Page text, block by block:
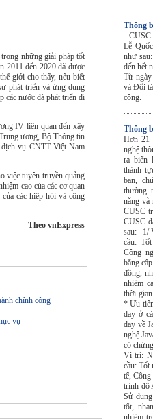
những giải pháp tốt
2011 đến 2020 đã được
giới cho thấy, nếu biết
phát triển và ứng dụng
các nước đã phát triển đi
IV liên quan đến xây
ương, Bộ Thông tin
vụ CNTT Việt Nam
việc tuyên truyền quảng
cao của các cơ quan
các hiệp hội và cộng
Theo vnExpress
chính công
vụ
Thông
CUSC
Lễ
như
đến hết
Từ
và Đối
công.
Thông
Hơn 21
nghệ
ra biển
thành
bạn,
thường
năng và
CUSC
CUSC
sau: 1/
cầu:
Công
bằng
đồng,
nhiệm
thời
* Ưu
dạy ở
dạy về
nghệ
có
Vị trí:
cầu: Tốt
tế,
trình độ
Sử
tốt,